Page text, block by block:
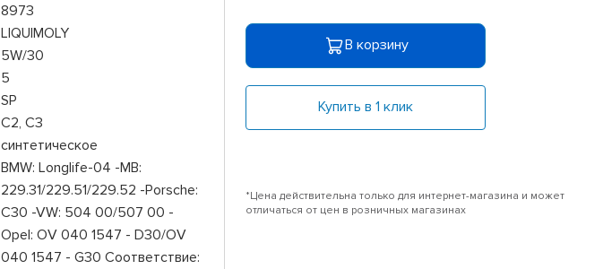
8973
LIQUIMOLY
5W/30
5
SP
C2, C3
синтетическое
BMW: Longlife-04 -MB:
229.31/229.51/229.52 -Porsche:
C30 -VW: 504 00/507 00 -
Opel: OV 040 1547 - D30/OV
040 1547 - G30 Соответствие:
В корзину
Купить в 1 клик
*Цена действительна только для интернет-магазина и может
отличаться от цен в розничных магазинах